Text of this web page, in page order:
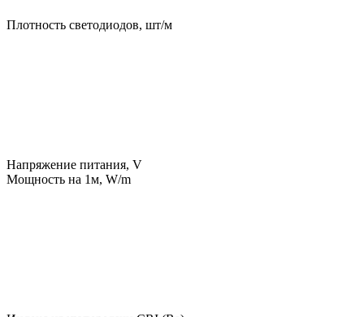
Плотность светодиодов, шт/м
Напряжение питания, V
Мощность на 1м, W/m